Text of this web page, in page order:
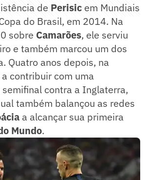
de Perisic em Mundiais
do Brasil, em 2014. Na
sobre Camarões, ele serviu
e também marcou um dos
Quatro anos depois, na
contribuir com uma
contra a Inglaterra,
também balançou as redes
a alcançar sua primeira
Mundo.